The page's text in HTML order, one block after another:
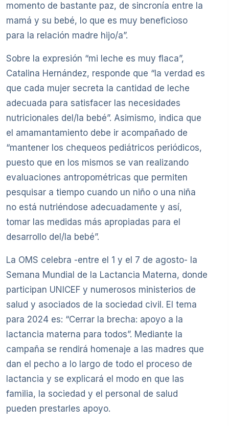
momento de bastante paz, de sincronía entre la
mamá y su bebé, lo que es muy beneficioso
para la relación madre hijo/a”.
Sobre la expresión “mi leche es muy flaca”,
Catalina Hernández, responde que “la verdad es
que cada mujer secreta la cantidad de leche
adecuada para satisfacer las necesidades
nutricionales del/la bebé”. Asimismo, indica que
el amamantamiento debe ir acompañado de
“mantener los chequeos pediátricos periódicos,
puesto que en los mismos se van realizando
evaluaciones antropométricas que permiten
pesquisar a tiempo cuando un niño o una niña
no está nutriéndose adecuadamente y así,
tomar las medidas más apropiadas para el
desarrollo del/la bebé”.
La OMS celebra -entre el 1 y el 7 de agosto- la
Semana Mundial de la Lactancia Materna, donde
participan UNICEF y numerosos ministerios de
salud y asociados de la sociedad civil. El tema
para 2024 es: “Cerrar la brecha: apoyo a la
lactancia materna para todos”. Mediante la
campaña se rendirá homenaje a las madres que
dan el pecho a lo largo de todo el proceso de
lactancia y se explicará el modo en que las
familia, la sociedad y el personal de salud
pueden prestarles apoyo.